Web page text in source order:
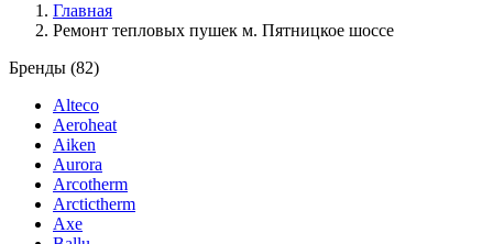
Главная
Ремонт тепловых пушек м. Пятницкое шоссе
Бренды (82)
Alteco
Aeroheat
Aiken
Aurora
Arcotherm
Arctictherm
Axe